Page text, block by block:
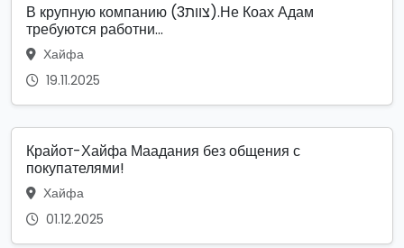
В крупную компанию (צוות3).Не Коах Адам
требуются работни...
Хайфа
19.11.2025
Крайот-Хайфа Маадания без общения с
покупателями!
Хайфа
01.12.2025